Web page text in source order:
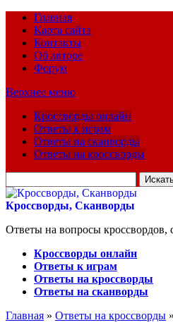
Главная
Карта сайта
Контакты
Об авторе
Форум
Верхнее меню
Кроссворды онлайн
Ответы к играм
Ответы на сканворды
Ответы на кроссворды
для:
Кроссворды, Сканворды
Ответы на вопросы кроссвордов,
Кроссворды онлайн
Ответы к играм
Ответы на кроссворды
Ответы на сканворды
Главная » Ответы на кроссворды